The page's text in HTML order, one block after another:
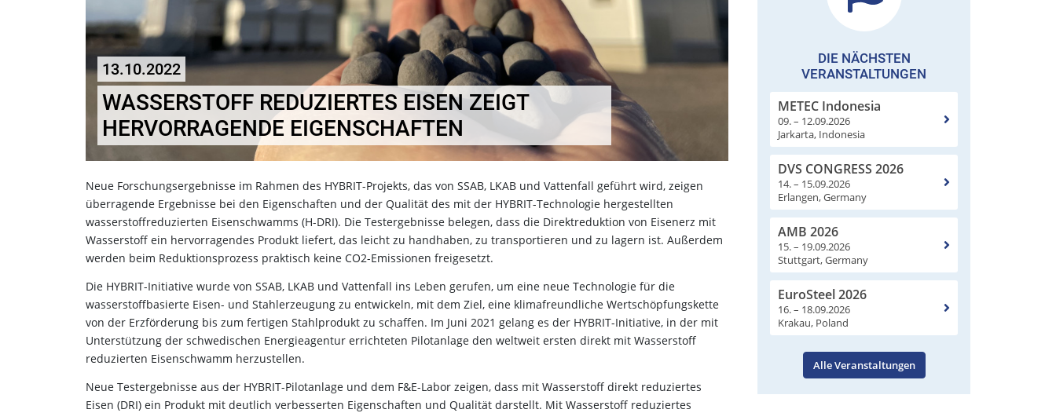
13.10.2022
WASSERSTOFF REDUZIERTES EISEN ZEIGT
HERVORRAGENDE EIGENSCHAFTEN
Neue Forschungsergebnisse im Rahmen des HYBRIT-Projekts, das von SSAB, LKAB und Vattenfall geführt wird, zeigen
überragende Ergebnisse bei den Eigenschaften und der Qualität des mit der HYBRIT-Technologie hergestellten
wasserstoffreduzierten Eisenschwamms (H-DRI). Die Testergebnisse belegen, dass die Direktreduktion von Eisenerz mit
Wasserstoff ein hervorragendes Produkt liefert, das leicht zu handhaben, zu transportieren und zu lagern ist. Außerdem
werden beim Reduktionsprozess praktisch keine CO2-Emissionen freigesetzt.
Die HYBRIT-Initiative wurde von SSAB, LKAB und Vattenfall ins Leben gerufen, um eine neue Technologie für die
wasserstoffbasierte Eisen- und Stahlerzeugung zu entwickeln, mit dem Ziel, eine klimafreundliche Wertschöpfungskette
von der Erzförderung bis zum fertigen Stahlprodukt zu schaffen. Im Juni 2021 gelang es der HYBRIT-Initiative, in der mit
Unterstützung der schwedischen Energieagentur errichteten Pilotanlage den weltweit ersten direkt mit Wasserstoff
reduzierten Eisenschwamm herzustellen.
Neue Testergebnisse aus der HYBRIT-Pilotanlage und dem F&E-Labor zeigen, dass mit Wasserstoff direkt reduziertes
Eisen (DRI) ein Produkt mit deutlich verbesserten Eigenschaften und Qualität darstellt. Mit Wasserstoff reduziertes
DIE NÄCHSTEN
VERANSTALTUNGEN
METEC Indonesia
09. – 12.09.2026
Jarkarta, Indonesia
DVS CONGRESS 2026
14. – 15.09.2026
Erlangen, Germany
AMB 2026
15. – 19.09.2026
Stuttgart, Germany
EuroSteel 2026
16. – 18.09.2026
Krakau, Poland
Alle Veranstaltungen